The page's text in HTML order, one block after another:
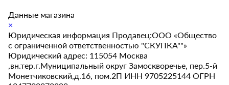
Данные магазина
×
Юридическая информация Продавец:ООО «Общество
с ограниченной ответственностью "СКУПКА""»
Юридический адрес: 115054 Москва
,вн.тер.г.Муниципальный округ Замоскворечье, пер.5-й
Монетчиковский,д.16, пом.2П ИНН 9705225144 ОГРН